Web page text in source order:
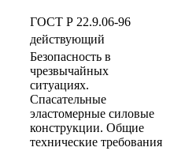
ГОСТ Р 22.9.06-96
действующий
Безопасность в
чрезвычайных
ситуациях.
Спасательные
эластомерные силовые
конструкции. Общие
технические требования